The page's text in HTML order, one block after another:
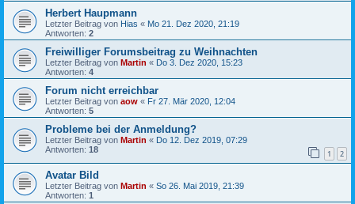
Herbert Haupmann
Letzter Beitrag von Hias « Mo 21. Dez 2020, 21:19
Antworten: 2
Freiwilliger Forumsbeitrag zu Weihnachten
Letzter Beitrag von Martin « Do 3. Dez 2020, 15:23
Antworten: 4
Forum nicht erreichbar
Letzter Beitrag von aow « Fr 27. Mär 2020, 12:04
Antworten: 5
Probleme bei der Anmeldung?
Letzter Beitrag von Martin « Do 12. Dez 2019, 07:29
Antworten: 18 1 2
Avatar Bild
Letzter Beitrag von Martin « So 26. Mai 2019, 21:39
Antworten: 1